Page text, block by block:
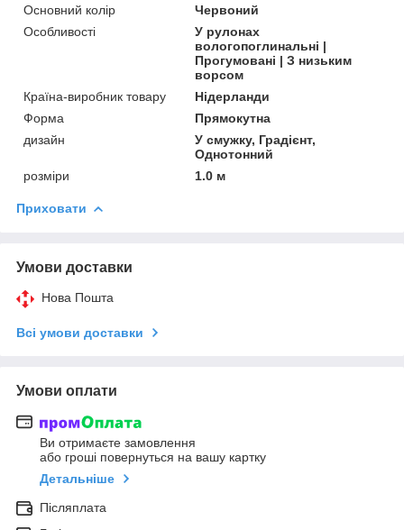
Основний колір
Червоний
Особливості
У рулонах
вологопоглинальні |
Прогумовані | З низьким
ворсом
Країна-виробник товару
Нідерланди
Форма
Прямокутна
дизайн
У смужку, Градієнт,
Однотонний
розміри
1.0 м
Приховати
Умови доставки
Нова Пошта
Всі умови доставки
Умови оплати
Ви отримаєте замовлення
або гроші повернуться на вашу картку
Детальніше
Післяплата